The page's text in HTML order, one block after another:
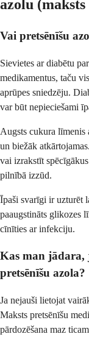
azolu (maksts
Vai pretsēnīšu
Sievietes ar diabētu
medikamentus, taču
aprūpes sniedzēju.
var būt nepieciešami
Augsts cukura līmenis
un biežāk
vai izrakstīt
pilnībā izzūd.
Īpaši svarīgi ir uzturēt
paaugstināts glikozes
cīnīties ar infekciju.
Kas man jādara,
pretsēnīšu azola?
Ja nejauši lietojat
Maksts pretsēnīšu
pārdozēšana maz